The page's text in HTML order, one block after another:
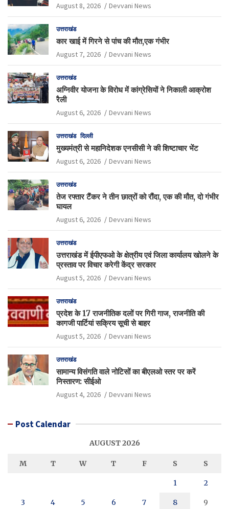
August 8, 2026 Devvani News
उत्तराखंड
कार खाई में गिरने से पांच की मौत,एक गंभीर
August 7, 2026 Devvani News
उत्तराखंड
अग्निवीर योजना के विरोध में कांग्रेसियों ने निकाली आक्रोश
रैली
August 6, 2026 Devvani News
उत्तराखंड दिल्ली
मुख्यमंत्री से महानिदेशक एनसीसी ने की शिष्टाचार भेंट
August 6, 2026 Devvani News
उत्तराखंड
तेज रफ्तार टैंकर ने तीन छात्रों को रौंदा, एक की मौत, दो गंभीर
घायल
August 6, 2026 Devvani News
उत्तराखंड
उत्तराखंड में ईपीएफओ के क्षेत्रीय एवं जिला कार्यालय खोलने के
प्रस्ताव पर विचार करेगी केंद्र सरकार
August 5, 2026 Devvani News
उत्तराखंड
प्रदेश के 17 राजनीतिक दलों पर गिरी गाज, राजनीति की
कागजी पार्टियां सक्रिय सूची से बाहर
August 5, 2026 Devvani News
उत्तराखंड
सामान्य विसंगति वाले नोटिसों का बीएलओ स्तर पर करें
निस्तारण: सीईओ
August 4, 2026 Devvani News
Post Calendar
AUGUST 2026
M T W T F S S
1 2
3 4 5 6 7 8 9